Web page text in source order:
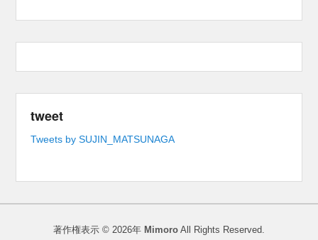
tweet
Tweets by SUJIN_MATSUNAGA
著作権表示 © 2026年 Mimoro All Rights Reserved.